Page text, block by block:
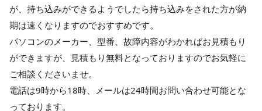
が、持ち込みができるようでしたら持ち込みをされた方が納
期は速くなりますのでおすすめです。
パソコンのメーカー、型番、故障内容がわかればお見積もり
ができますが、見積もり無料となっておりますのでお気軽に
ご相談くださいませ。
電話は9時から18時、メールは24時間お問い合わせ可能とな
っております。